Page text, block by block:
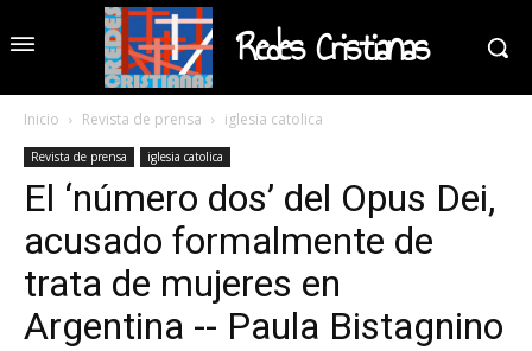
Redes Cristianas
Inicio Revista de prensa iglesia catolica
Revista de prensa iglesia catolica
El ‘número dos’ del Opus Dei,
acusado formalmente de
trata de mujeres en
Argentina -- Paula Bistagnino